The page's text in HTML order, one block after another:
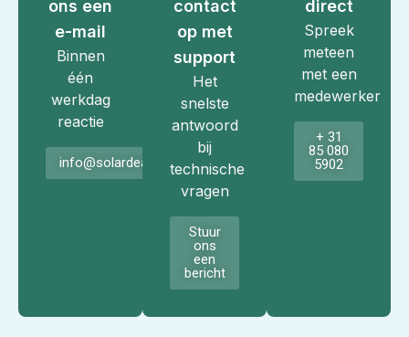
ons een
e-mail
Binnen
één
werkdag
reactie
info@solardeals.nl
contact
op met
support
Het
snelste
antwoord
bij
technische
vragen
Stuur
ons
een
bericht
direct
Spreek
meteen
met een
medewerker
+ 31
85 080
5902